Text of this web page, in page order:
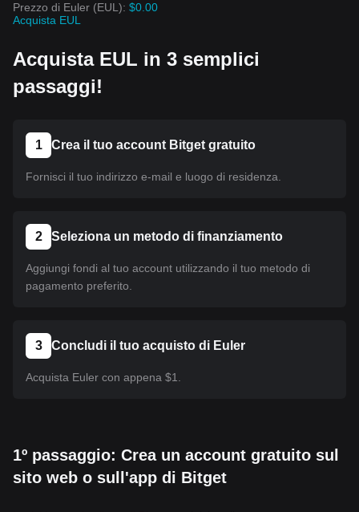
Prezzo di Euler (EUL): $0.00
Acquista EUL
Acquista EUL in 3 semplici
passaggi!
1 Crea il tuo account Bitget gratuito
Fornisci il tuo indirizzo e-mail e luogo di residenza.
2 Seleziona un metodo di finanziamento
Aggiungi fondi al tuo account utilizzando il tuo metodo di
pagamento preferito.
3 Concludi il tuo acquisto di Euler
Acquista Euler con appena $1.
1º passaggio: Crea un account gratuito sul
sito web o sull'app di Bitget